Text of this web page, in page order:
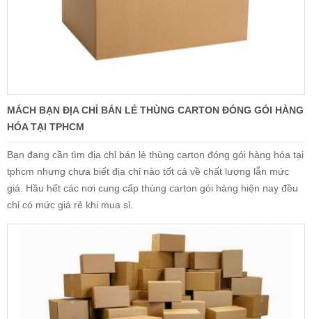
MÁCH BẠN ĐỊA CHỈ BÁN LẺ THÙNG CARTON ĐÓNG GÓI HÀNG
HÓA TẠI TPHCM
Bạn đang cần tìm địa chỉ bán lẻ thùng carton đóng gói hàng hóa tại
tphcm nhưng chưa biết địa chỉ nào tốt cả về chất lượng lẫn mức
giá. Hầu hết các nơi cung cấp thùng carton gói hàng hiện nay đều
chỉ có mức giá rẻ khi mua sỉ.